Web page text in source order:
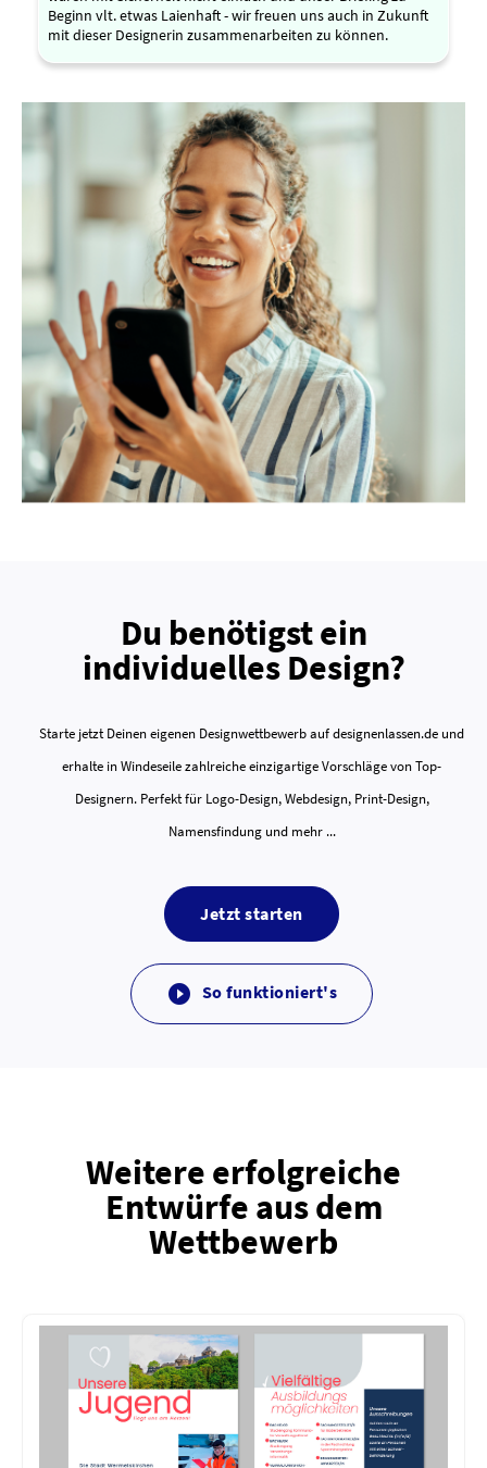
Beginn vlt. etwas Laienhaft - wir freuen uns auch in Zukunft
mit dieser Designerin zusammenarbeiten zu können.
Du benötigst ein
individuelles Design?
Starte jetzt Deinen eigenen Designwettbewerb auf designenlassen.de und
erhalte in Windeseile zahlreiche einzigartige Vorschläge von Top-
Designern. Perfekt für Logo-Design, Webdesign, Print-Design,
Namensfindung und mehr ...
Jetzt starten
 So funktioniert's
Weitere erfolgreiche
Entwürfe aus dem
Wettbewerb